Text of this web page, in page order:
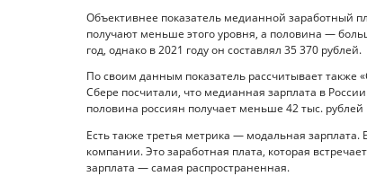
Объективнее показатель медианной заработный
получают меньше этого уровня, а половина —
год, однако в 2021 году он составлял 35 370 рублей.
По своим данным показатель рассчитывает также
Сбере посчитали, что медианная зарплата в
половина россиян получает меньше 42 тыс.
Есть также третья метрика — модальная зарплата.
компании. Это заработная плата, которая
зарплата — самая распространенная.